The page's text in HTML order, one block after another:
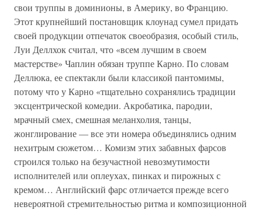
свои труппы в доминионы, в Америку, во Францию.
Этот крупнейший постановщик клоунад сумел придать
своей продукции отпечаток своеобразия, особый стиль,
Луи Деллхок считал, что «всем лучшим в своем
мастерстве» Чаплин обязан труппе Карно. По словам
Деллюка, ее спектакли были классикой пантомимы,
потому что у Карно «тщательно сохранялись традиции
эксцентрической комедии. Акробатика, пародии,
мрачный смех, смешная меланхолия, танцы,
жонглирование — все эти номера объединялись одним
нехитрым сюжетом… Комизм этих забавных фарсов
строился только на безучастной невозмутимости
исполнителей или оплеухах, пинках и пирожных с
кремом… Английский фарс отличается прежде всего
невероятной стремительностью ритма и композиционной